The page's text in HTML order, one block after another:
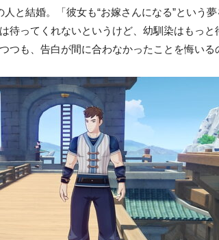
と結婚。「彼女も“お嫁さんになる”という夢
待ってくれないというけど、幼馴染はもっと
も、告白が間に合わなかったことを悔いる